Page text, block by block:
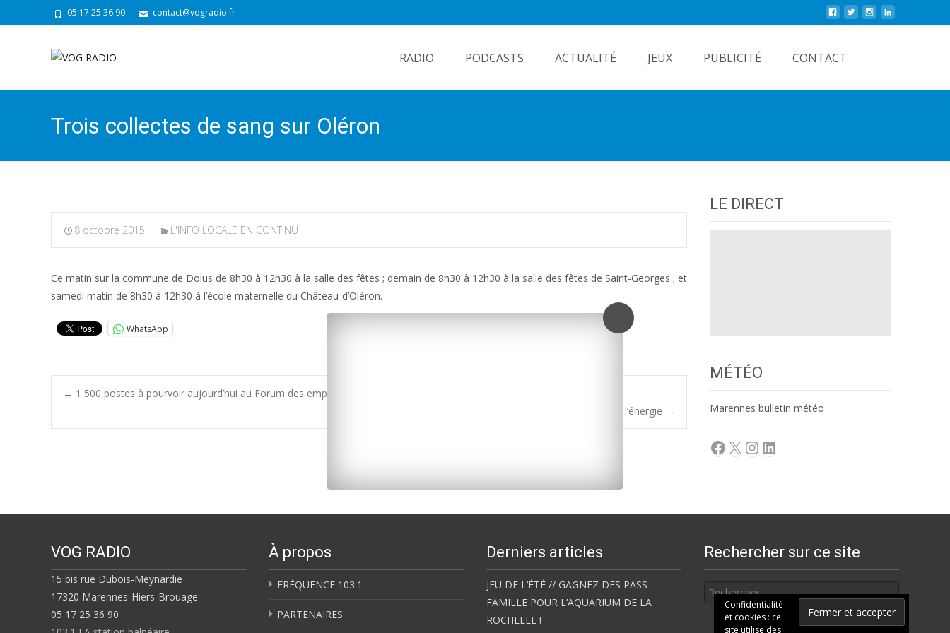
05 17 25 36 90 contact@vogradio.fr
RADIO PODCASTS ACTUALITÉ JEUX PUBLICITÉ CONTACT
Trois collectes de sang sur Oléron
8 octobre 2015 L'INFO LOCALE EN CONTINU
Ce matin sur la commune de Dolus de 8h30 à 12h30 à la salle des fêtes ; demain de 8h30 à 12h30 à la salle des fêtes de Saint-Georges ; et
samedi matin de 8h30 à 12h30 à l’école maternelle du Château-d’Oléron.
WhatsApp
Post
← 1 500 postes à pourvoir aujourd’hui au Forum des emplois saisonniers d’hiver à La Rochelle
Royan agglo : trois jours pour économiser l’énergie →
LE DIRECT
MÉTÉO
Marennes bulletin météo
Facebook
X Instagram
LinkedIn
VOG RADIO
15 bis rue Dubois-Meynardie
17320 Marennes-Hiers-Brouage
05 17 25 36 90
À propos
FRÉQUENCE 103.1
PARTENAIRES
Derniers articles
JEU DE L’ÉTÉ // GAGNEZ DES PASS
FAMILLE POUR L’AQUARIUM DE LA
ROCHELLE !
Rechercher sur ce site
Confidentialité
et cookies : ce
site utilise des